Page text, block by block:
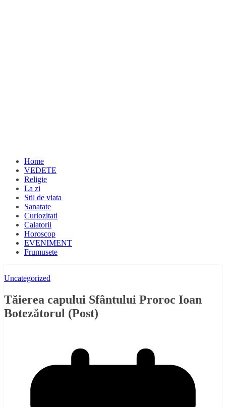
Home
VEDETE
Religie
La zi
Stil de viata
Sanatate
Curiozitati
Calatorii
Horoscop
EVENIMENT
Frumusete
Uncategorized
Tăierea capului Sfântului Proroc Ioan
Botezătorul (Post)